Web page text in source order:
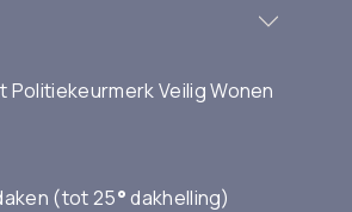
Veilig Wonen
(tot 25°dakhelling)